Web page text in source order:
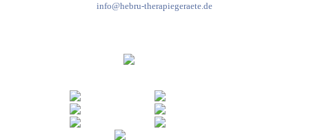
info@hebru-therapiegeraete.de